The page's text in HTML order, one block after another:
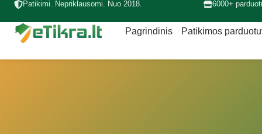
Patikimi. Nepriklausomi. Nuo 2018. 6000+
Pagrindinis Patikimos